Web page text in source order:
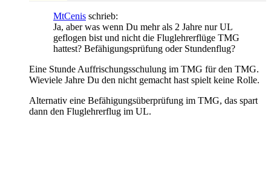
MtCenis schrieb:
Ja, aber was wenn Du mehr als 2 Jahre nur UL
geflogen bist und nicht die Fluglehrerflüge TMG
hattest? Befähigungsprüfung oder Stundenflug?
Eine Stunde Auffrischungsschulung im TMG für den TMG.
Wieviele Jahre Du den nicht gemacht hast spielt keine Rolle.
Alternativ eine Befähigungsüberprüfung im TMG, das spart
dann den Fluglehrerflug im UL.